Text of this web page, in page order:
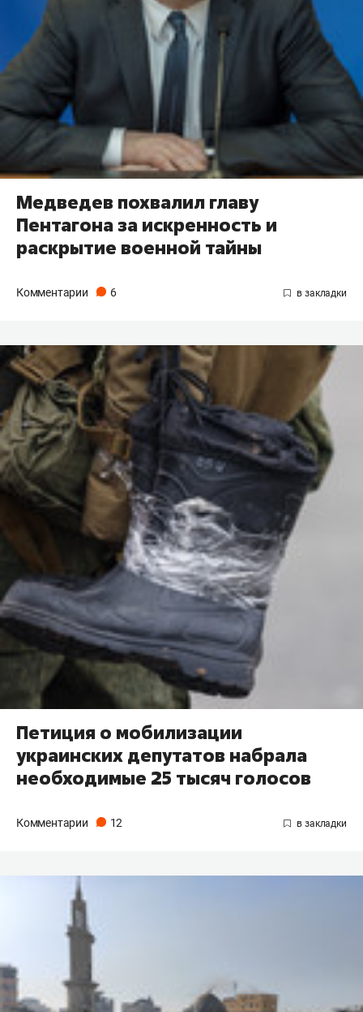
Медведев похвалил главу
Пентагона за искренность и
раскрытие военной тайны
Комментарии 6
Петиция о мобилизации
украинских депутатов набрала
необходимые 25 тысяч голосов
Комментарии 12